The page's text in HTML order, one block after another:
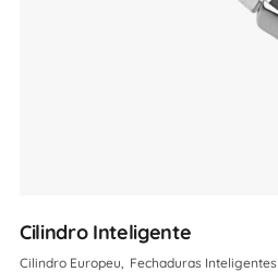
Cilindro Inteligente
Cilindro Europeu Fechaduras Inteligentes